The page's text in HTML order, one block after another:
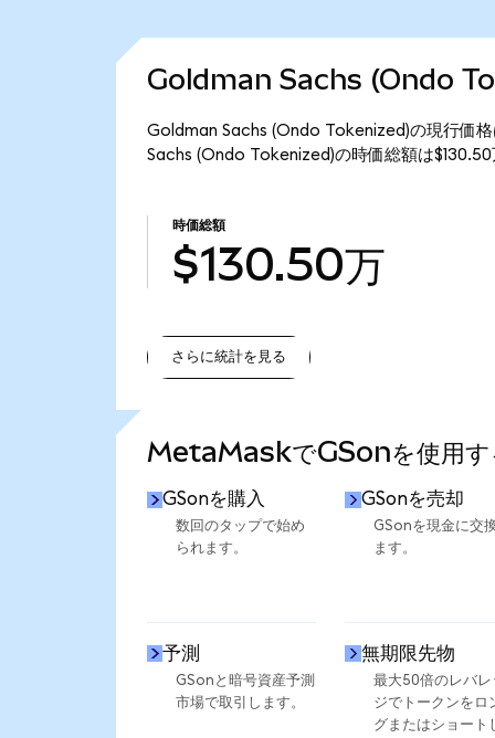
Goldman Sachs (Ondo
Goldman Sachs (Ondo Tokenized)の現行価格
Sachs (Ondo Tokenized)の時価総額は
時価総額
$130.50万
さらに統計を見る
MetaMaskでGSonを使用す
GSonを購入
数回のタップで始め
られます。
GSonを売却
GSonを現金に交
ます。
予測
GSonと暗号資産予測
市場で取引します。
無期限先物
最大50倍のレバレ
ジでトークンをロ
グまたはショート